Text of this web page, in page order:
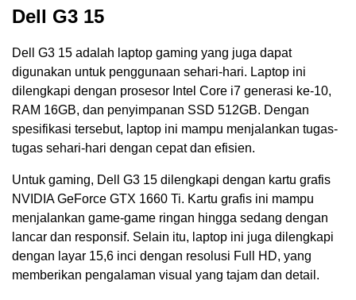
Dell G3 15
Dell G3 15 adalah laptop gaming yang juga dapat
digunakan untuk penggunaan sehari-hari. Laptop ini
dilengkapi dengan prosesor Intel Core i7 generasi ke-10,
RAM 16GB, dan penyimpanan SSD 512GB. Dengan
spesifikasi tersebut, laptop ini mampu menjalankan tugas-
tugas sehari-hari dengan cepat dan efisien.
Untuk gaming, Dell G3 15 dilengkapi dengan kartu grafis
NVIDIA GeForce GTX 1660 Ti. Kartu grafis ini mampu
menjalankan game-game ringan hingga sedang dengan
lancar dan responsif. Selain itu, laptop ini juga dilengkapi
dengan layar 15,6 inci dengan resolusi Full HD, yang
memberikan pengalaman visual yang tajam dan detail.